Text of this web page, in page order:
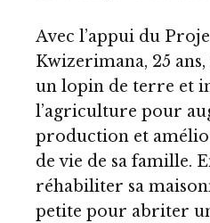
Avec l’appui du
Kwizerimana, 25
un lopin de terre et
l’agriculture pour
production et
de vie de sa famille.
réhabiliter sa
petite pour abriter